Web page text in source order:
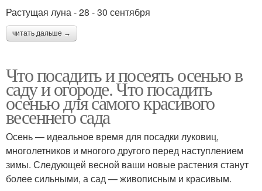
Растущая луна - 28 - 30 сентября
читать дальше →
Что посадить и посеять осенью в
саду и огороде. Что посадить
осенью для самого красивого
весеннего сада
Осень — идеальное время для посадки луковиц,
многолетников и многого другого перед наступлением
зимы. Следующей весной ваши новые растения станут
более сильными, а сад — живописным и красивым.